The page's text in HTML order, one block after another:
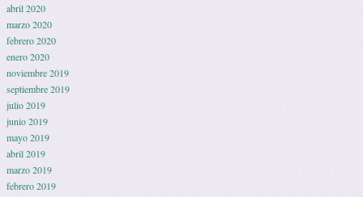
abril 2020
marzo 2020
febrero 2020
enero 2020
noviembre 2019
septiembre 2019
julio 2019
junio 2019
mayo 2019
abril 2019
marzo 2019
febrero 2019